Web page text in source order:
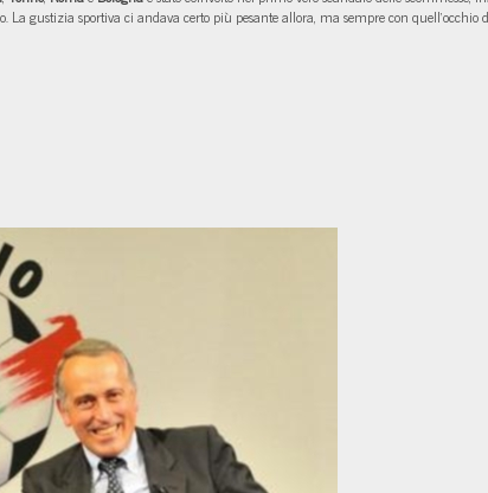
La gustizia sportiva ci andava certo più pesante allora, ma sempre con